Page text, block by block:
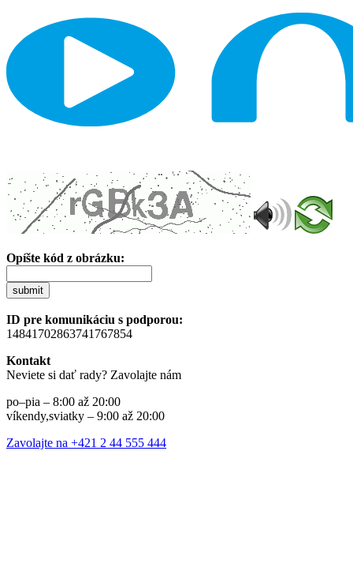
Opíšte kód z obrázku:
submit
ID pre komunikáciu s podporou:
14841702863741767854
Kontakt
Neviete si dať rady? Zavolajte nám
po–pia – 8:00 až 20:00
víkendy,sviatky – 9:00 až 20:00
Zavolajte na +421 2 44 555 444